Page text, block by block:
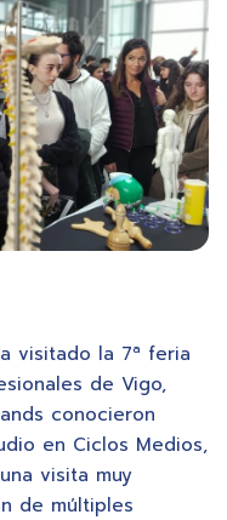
visitado la 7ª feria
de Vigo,
conocieron
en Ciclos Medios,
visita muy
de múltiples